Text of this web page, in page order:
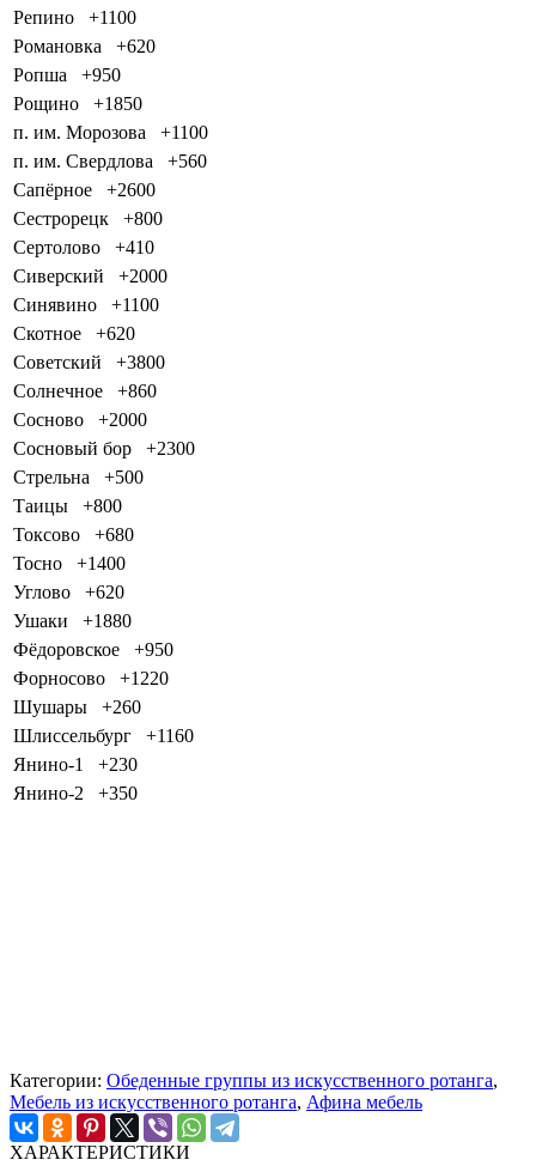
Репино
+1100
Романовка
+620
Ропша
+950
Рощино
+1850
п. им. Морозова
+1100
п. им. Свердлова
+560
Сапёрное
+2600
Сестрорецк
+800
Сертолово
+410
Сиверский
+2000
Синявино
+1100
Скотное
+620
Советский
+3800
Солнечное
+860
Сосново
+2000
Сосновый бор
+2300
Стрельна
+500
Таицы
+800
Токсово
+680
Тосно
+1400
Углово
+620
Ушаки
+1880
Фёдоровское
+950
Форносово
+1220
Шушары
+260
Шлиссельбург
+1160
Янино-1
+230
Янино-2
+350
Категории: Обеденные группы из искусственного ротанга,
Мебель из искусственного ротанга, Афина мебель
ХАРАКТЕРИСТИКИ